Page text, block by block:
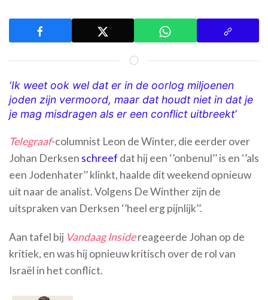
‘Ik weet ook wel dat er in de oorlog miljoenen
joden zijn vermoord, maar dat houdt niet in dat je
je mag misdragen als er een conflict uitbreekt’
Telegraaf-columnist Leon de Winter, die eerder over
Johan Derksen schreef dat hij een ‘’onbenul’’ is en ‘’als
een Jodenhater’’ klinkt, haalde dit weekend opnieuw
uit naar de analist. Volgens De Winther zijn de
uitspraken van Derksen ‘’heel erg pijnlijk’’.
Aan tafel bij Vandaag Insidereageerde Johan op de
kritiek, en was hij opnieuw kritisch over de rol van
Israël in het conflict.